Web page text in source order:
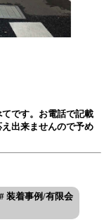
です。お電話で記載
出来ませんので予め
装着事例/有限会